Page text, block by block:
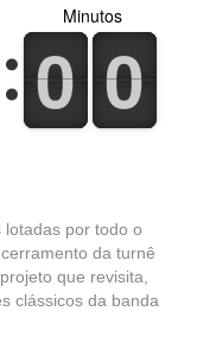
0
0
1
1 0
0
1
1
Minutos
por todo o
da turnê
que revisita,
clássicos da banda